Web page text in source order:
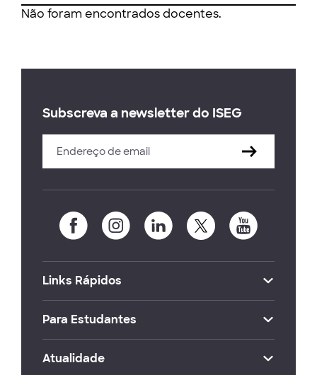
Não foram encontrados docentes.
Subscreva a newsletter do ISEG
Links Rápidos
Para Estudantes
Atualidade